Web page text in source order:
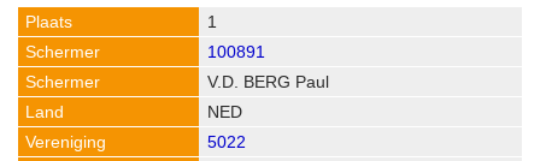
1
100891
V.D. BERG Paul
NED
5022